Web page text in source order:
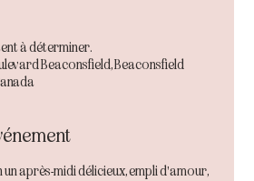
à déterminer.
Beaconsfield, Beaconsfield
après-midi délicieux, empli d'amour,